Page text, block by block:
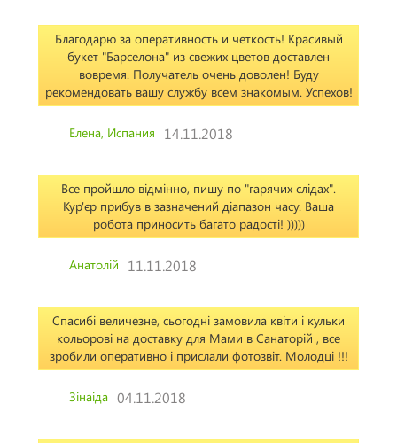
Благодарю за оперативность и четкость! Красивый
букет "Барселона" из свежих цветов доставлен
вовремя. Получатель очень доволен! Буду
рекомендовать вашу службу всем знакомым. Успехов!
Елена, Испания 14.11.2018
Все пройшло відмінно, пишу по "гарячих слідах".
Кур'єр прибув в зазначений діапазон часу. Ваша
робота приносить багато радості! )))))
Анатолій 11.11.2018
Спасибі величезне, сьогодні замовила квіти і кульки
кольорові на доставку для Мами в Санаторій , все
зробили оперативно і прислали фотозвіт. Молодці !!!
Зінаіда 04.11.2018